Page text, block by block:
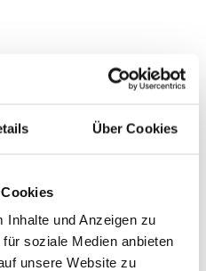
Über Cookies
Inhalte und Anzeigen zu
soziale Medien anbieten
unsere Website zu